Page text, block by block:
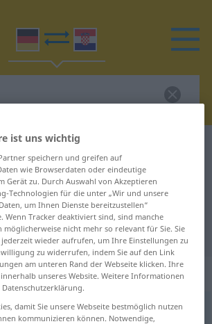
Wörterbuch
Übersetzung für
Übersetzung
: Neutrum
>
ist uns wichtig
speichern und greifen auf
wie Browserdaten oder eindeutige
Gerät zu. Durch Auswahl von Akzeptieren
Technologien für die unter „Wir und unsere
um Ihnen Dienste bereitzustellen“
Wenn Tracker deaktiviert sind, sind manche
möglicherweise nicht mehr so relevant für Sie. Sie
wieder aufrufen, um Ihre Einstellungen zu
zu widerrufen, indem Sie auf den Link
am unteren Rand der Webseite klicken. Ihre
unseres Website. Weitere Informationen
damit Sie unsere Webseite bestmöglich nutzen
kommunizieren können. Notwendige,